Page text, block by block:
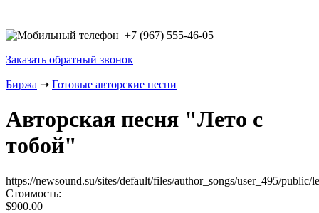
+7 (967) 555-46-05
Заказать обратный звонок
Биржа ➝ Готовые авторские песни
Авторская песня "Лето с
тобой"
https://newsound.su/sites/default/files/author_songs/user_495/public/
Стоимость:
$900.00